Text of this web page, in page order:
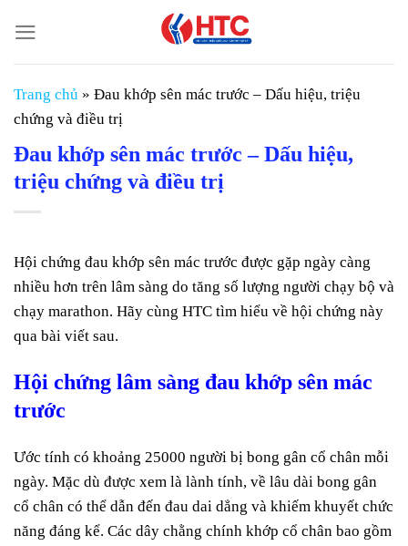
đến
nội
dung
Trang chủ » Đau khớp sên mác trước – Dấu hiệu, triệu
chứng và điều trị
Đau khớp sên mác trước – Dấu hiệu,
triệu chứng và điều trị
Hội chứng đau khớp sên mác trước được gặp ngày càng
nhiều hơn trên lâm sàng do tăng số lượng người chạy bộ và
chạy marathon. Hãy cùng HTC tìm hiểu về hội chứng này
qua bài viết sau.
Hội chứng lâm sàng đau khớp sên mác
trước
Ước tính có khoảng 25000 người bị bong gân cổ chân mỗi
ngày. Mặc dù được xem là lành tính, về lâu dài bong gân
cổ chân có thể dẫn đến đau dai dẳng và khiếm khuyết chức
năng đáng kể. Các dây chằng chính khớp cổ chân bao gồm